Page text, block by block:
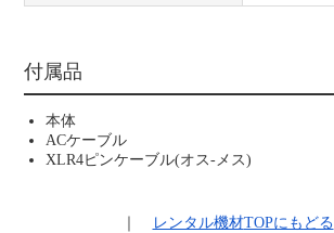
付属品
本体
ACケーブル
XLR4ピンケーブル(オス-メス)
レンタル機材TOPにもどる